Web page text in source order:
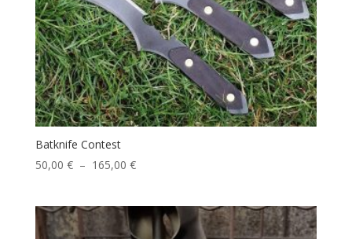
Batknife Contest
50,00 € – 165,00 €Plage
50,00 €